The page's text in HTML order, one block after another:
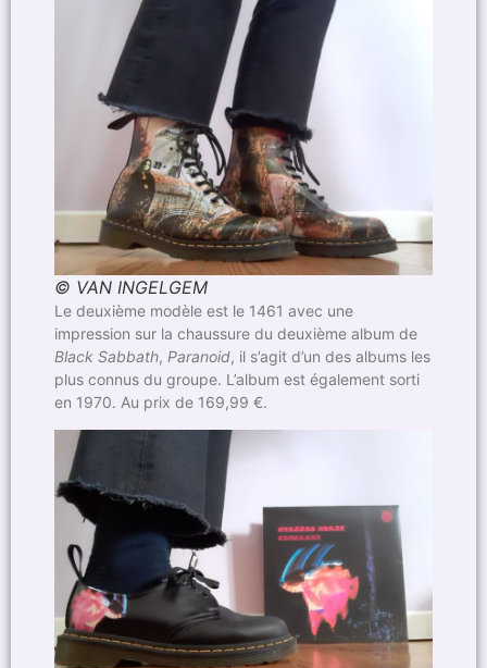
© VAN INGELGEM
Le deuxième modèle est le 1461 avec une
impression sur la chaussure du deuxième album de
Black Sabbath, Paranoid, il s’agit d’un des albums les
plus connus du groupe. L’album est également sorti
en 1970. Au prix de 169,99 €.